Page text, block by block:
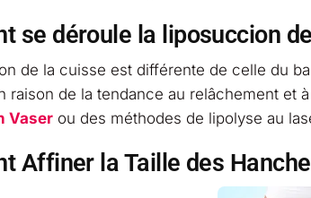
se déroule la liposuccion
de la cuisse est différente de celle du
raison de la tendance au relâchement et
Vaser ou des méthodes de lipolyse au
Affiner la Taille des